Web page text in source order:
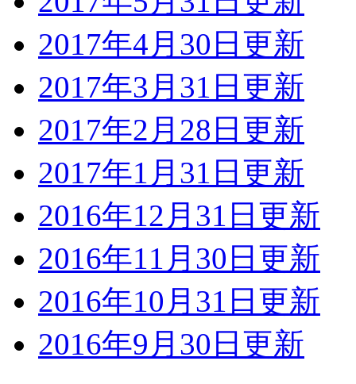
2017年4月30日更新
2017年3月31日更新
2017年2月28日更新
2017年1月31日更新
2016年12月31日更新
2016年11月30日更新
2016年10月31日更新
2016年9月30日更新